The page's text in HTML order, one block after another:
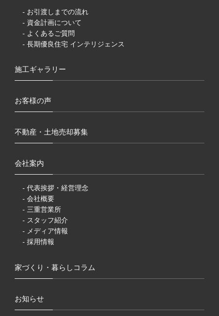
- お引渡しまでの流れ
- 資金計画について
- よくあるご質問
- 長期優良住宅 インテリジェンス
施工ギャラリー
お客様の声
不動産・土地売却募集
会社案内
- 代表挨拶・経営理念
- 会社概要
- 三重営業所
- スタッフ紹介
- メディア情報
- 採用情報
家づくり・暮らしコラム
お知らせ